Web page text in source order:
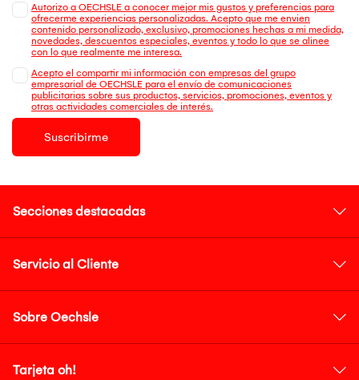
Autorizo a OECHSLE a conocer mejor mis gustos y preferencias para
ofrecerme experiencias personalizadas. Acepto que me envien
contenido personalizado, exclusivo, promociones hechas a mi medida,
novedades, descuentos especiales, eventos y todo lo que se alinee
con lo que realmente me interesa.
Acepto el compartir mi información con empresas del grupo
empresarial de OECHSLE para el envío de comunicaciones
publicitarias sobre sus productos, servicios, promociones, eventos y
otras actividades comerciales de interés.
Suscribirme
Secciones destacadas
Servicio al Cliente
Sobre Oechsle
Tarjeta oh!